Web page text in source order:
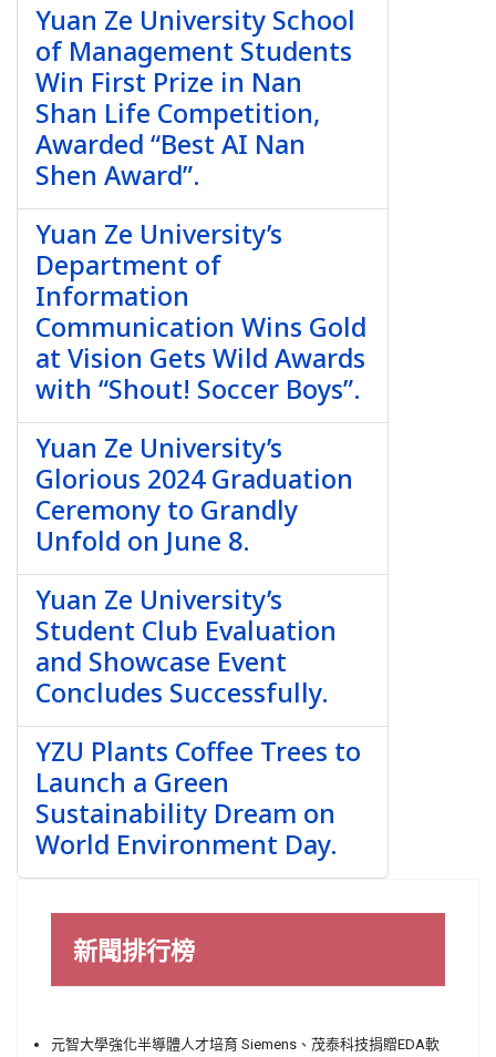
Yuan Ze University School
of Management Students
Win First Prize in Nan
Shan Life Competition,
Awarded “Best AI Nan
Shen Award”.
Yuan Ze University’s
Department of
Information
Communication Wins Gold
at Vision Gets Wild Awards
with “Shout! Soccer Boys”.
Yuan Ze University’s
Glorious 2024 Graduation
Ceremony to Grandly
Unfold on June 8.
Yuan Ze University’s
Student Club Evaluation
and Showcase Event
Concludes Successfully.
YZU Plants Coffee Trees to
Launch a Green
Sustainability Dream on
World Environment Day.
新聞排行榜
元智大學強化半導體人才培育 Siemens、茂泰科技捐贈EDA軟